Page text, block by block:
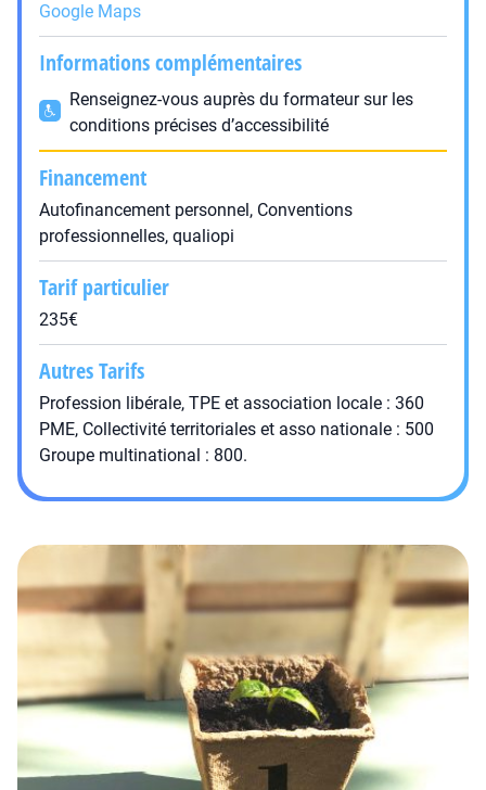
Google Maps
Informations complémentaires
Renseignez-vous auprès du formateur sur les
conditions précises d’accessibilité
Financement
Autofinancement personnel, Conventions
professionnelles, qualiopi
Tarif particulier
235€
Autres Tarifs
Profession libérale, TPE et association locale : 360
PME, Collectivité territoriales et asso nationale : 500
Groupe multinational : 800.